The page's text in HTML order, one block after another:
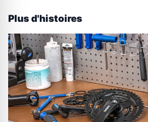
Plus d'histoires